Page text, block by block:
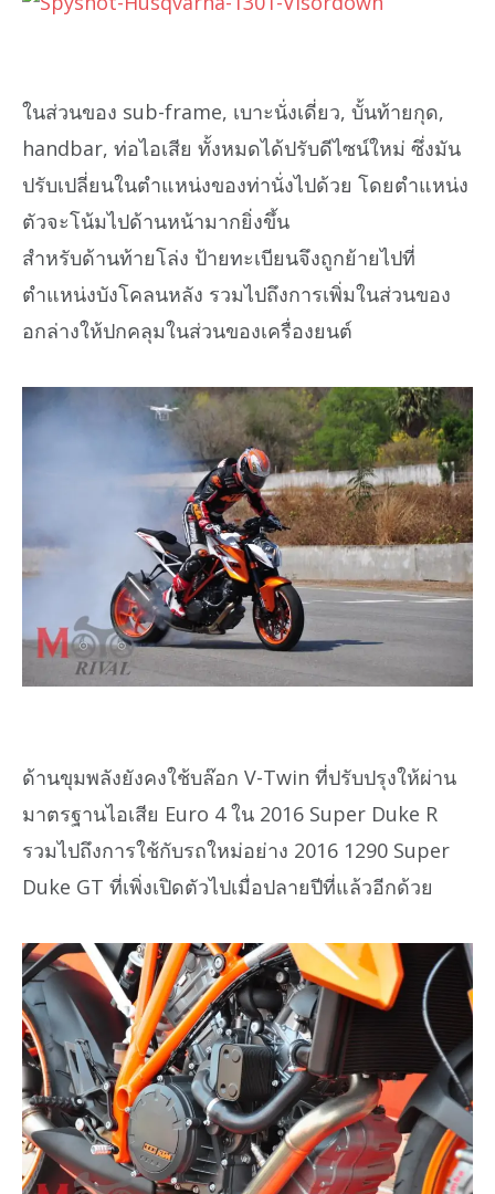
ในส่วนของ sub-frame, เบาะนั่งเดี่ยว, บั้นท้ายกุด,
handbar, ท่อไอเสีย ทั้งหมดได้ปรับดีไซน์ใหม่ ซึ่งมัน
ปรับเปลี่ยนในตำแหน่งของท่านั่งไปด้วย โดยตำแหน่ง
ตัวจะโน้มไปด้านหน้ามากยิ่งขึ้น
สำหรับด้านท้ายโล่ง ป้ายทะเบียนจึงถูกย้ายไปที่
ตำแหน่งบังโคลนหลัง รวมไปถึงการเพิ่มในส่วนของ
อกล่างให้ปกคลุมในส่วนของเครื่องยนต์
ด้านขุมพลังยังคงใช้บล๊อก V-Twin ที่ปรับปรุงให้ผ่าน
มาตรฐานไอเสีย Euro 4 ใน 2016 Super Duke R
รวมไปถึงการใช้กับรถใหม่อย่าง 2016 1290 Super
Duke GT ที่เพิ่งเปิดตัวไปเมื่อปลายปีที่แล้วอีกด้วย